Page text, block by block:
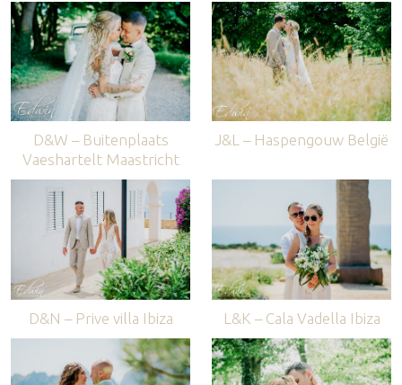
D&W – Buitenplaats
Vaeshartelt Maastricht
J&L – Haspengouw België
D&N – Prive villa Ibiza L&K – Cala Vadella Ibiza